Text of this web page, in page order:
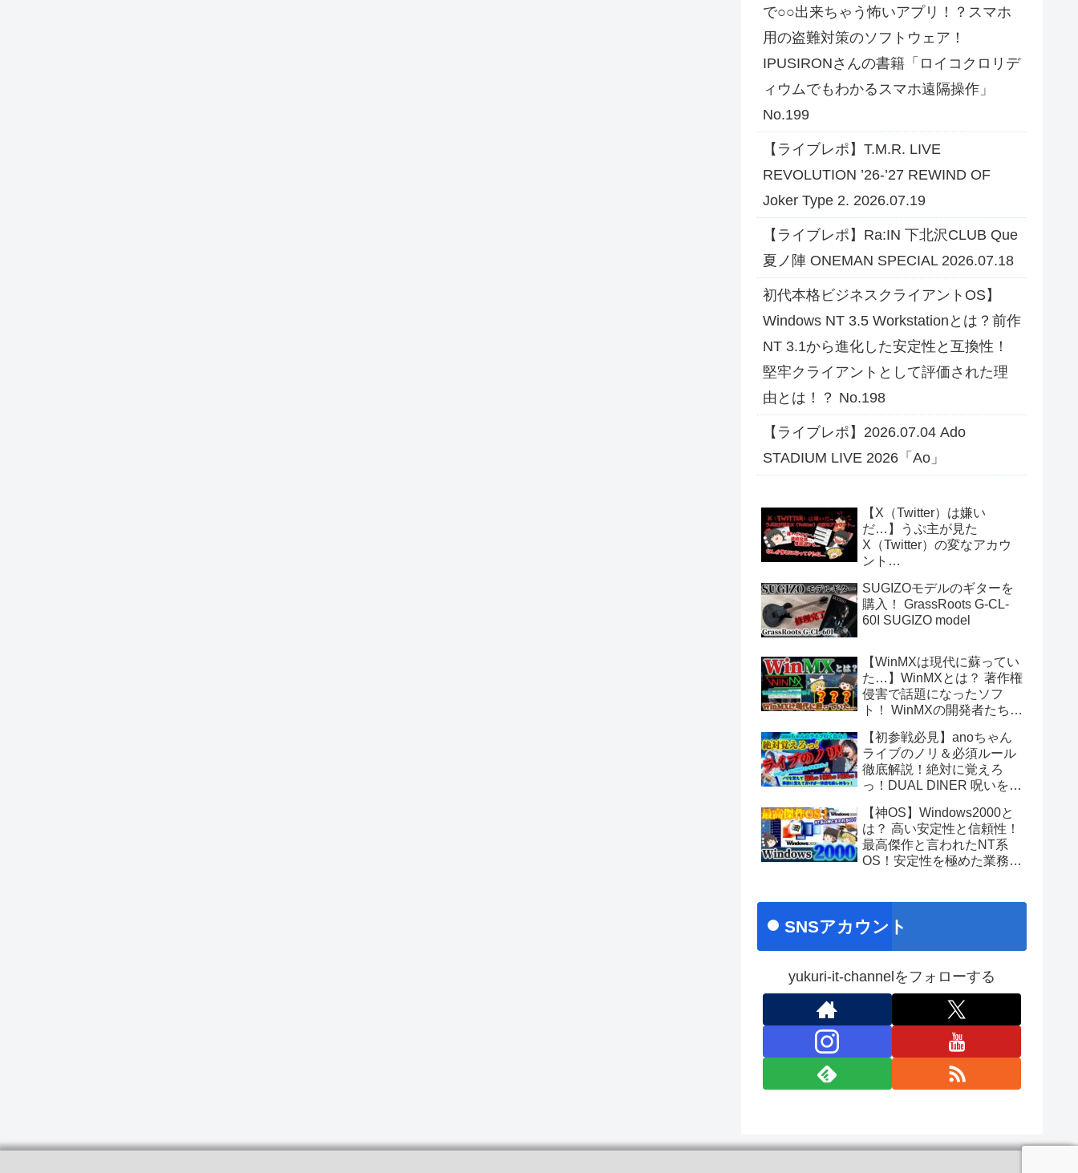
で○○出来ちゃう怖いアプリ！？スマホ
用の盗難対策のソフトウェア！
IPUSIRONさんの書籍「ロイコクロリデ
ィウムでもわかるスマホ遠隔操作」
No.199
【ライブレポ】T.M.R. LIVE
REVOLUTION ’26-’27 REWIND OF
Joker Type 2. 2026.07.19
【ライブレポ】Ra:IN 下北沢CLUB Que
夏ノ陣 ONEMAN SPECIAL 2026.07.18
初代本格ビジネスクライアントOS】
Windows NT 3.5 Workstationとは？前作
NT 3.1から進化した安定性と互換性！
堅牢クライアントとして評価された理
由とは！？ No.198
【ライブレポ】2026.07.04 Ado
STADIUM LIVE 2026「Ao」
【X（Twitter）は嫌い
だ…】うぷ主が見た
X（Twitter）の変なアカウ
ント…
SUGIZOモデルのギターを
購入！ GrassRoots G-CL-
60I SUGIZO model
【WinMXは現代に蘇ってい
た…】WinMXとは？ 著作権
侵害で話題になったソフ
ト！ WinMXの開発者たちが
「Fopnu」とは？ No.140
【初参戦必見】anoちゃん
ライブのノリ＆必須ルール
徹底解説！絶対に覚えろ
っ！DUAL DINER 呪いをか
あのちゃんライブ
【神OS】Windows2000と
は？ 高い安定性と信頼性！
最高傑作と言われたNT系
OS！安定性を極めた業務向
SNSアカウント
yukuri-it-channelをフォローする